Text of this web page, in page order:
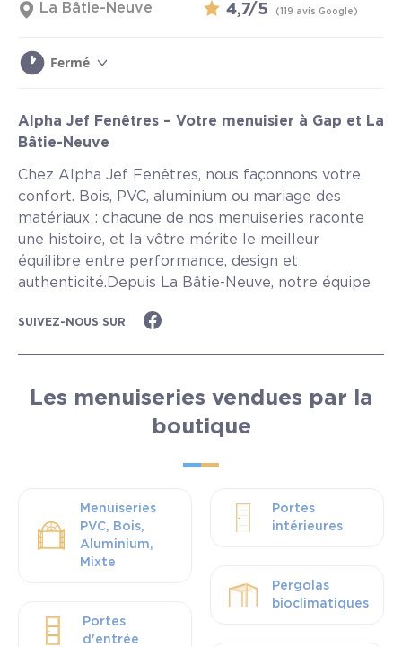
La Bâtie-Neuve 4,7/5 (119 avis Google)
Fermé
Alpha Jef Fenêtres – Votre menuisier à Gap et La
Bâtie-Neuve
Chez Alpha Jef Fenêtres, nous façonnons votre
confort. Bois, PVC, aluminium ou mariage des
matériaux : chacune de nos menuiseries raconte
une histoire, et la vôtre mérite le meilleur
équilibre entre performance, design et
authenticité.Depuis La Bâtie-Neuve, notre équipe
Tallard... Lire plus
SUIVEZ-NOUS SUR
Les menuiseries vendues par la
boutique
Menuiseries
PVC, Bois,
Aluminium,
Mixte
Portes
d'entrée
Portes
intérieures
Pergolas
bioclimatiques